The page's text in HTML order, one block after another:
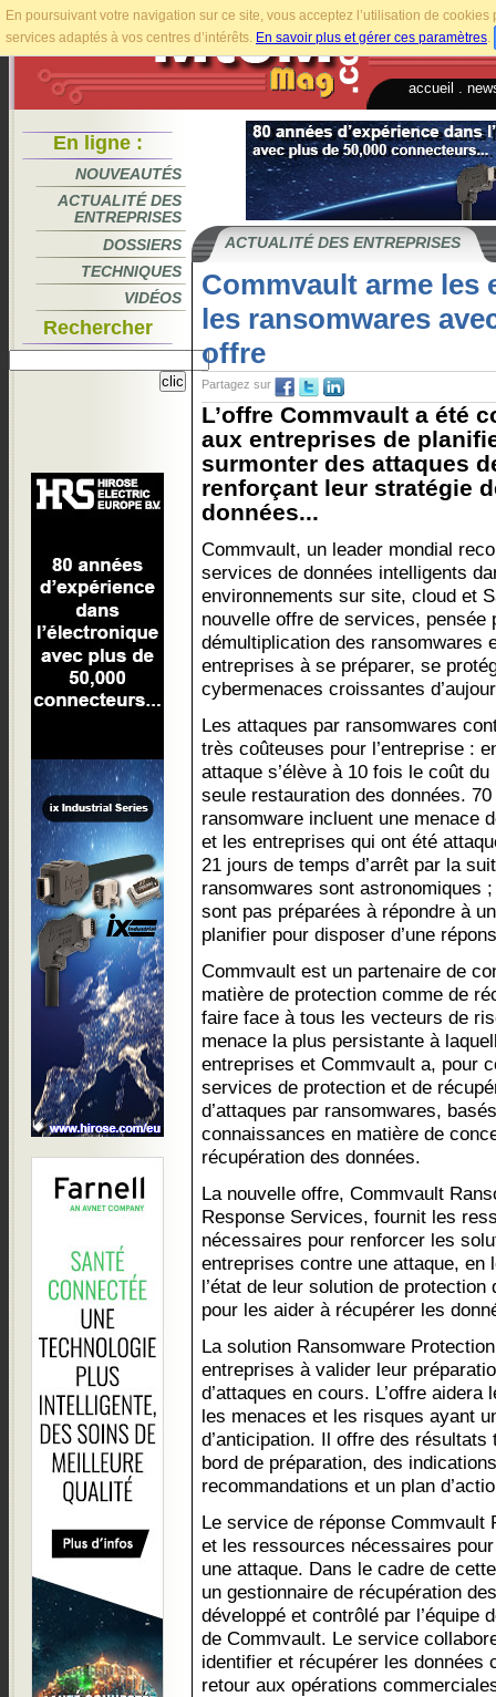
En poursuivant votre navigation sur ce site, vous acceptez l’utilisation de
services adaptés à vos centres d’intérêts. En savoir plus et gérer ces paramètres.
accueil
En ligne :
NOUVEAUTÉS
ACTUALITÉ DES
ENTREPRISES
DOSSIERS
TECHNIQUES
VIDÉOS
Rechercher
ACTUALITÉ DES ENTREPRISES
Commvault arme les
les ransomwares
offre
Partagez sur
L’offre Commvault a été
aux entreprises de
surmonter des attaques
renforçant leur stratégie
données...
Commvault, un leader mondial
services de données intelligents
environnements sur site, cloud et
nouvelle offre de services, pensée
démultiplication des ransomwares
entreprises à se préparer, se
cybermenaces croissantes
Les attaques par ransomwares
très coûteuses pour l’entreprise :
attaque s’élève à 10 fois le coût
seule restauration des données.
ransomware incluent une menace
et les entreprises qui ont été
21 jours de temps d’arrêt par la
ransomwares sont astronomiques
sont pas préparées à répondre à
planifier pour disposer d’une
Commvault est un partenaire de
matière de protection comme de
faire face à tous les vecteurs de
menace la plus persistante à
entreprises et Commvault a, pour
services de protection et de
d’attaques par ransomwares,
connaissances en matière de
récupération des données.
La nouvelle offre, Commvault
Response Services, fournit les
nécessaires pour renforcer les
entreprises contre une attaque, en
l’état de leur solution de
pour les aider à récupérer les
La solution Ransomware
entreprises à valider leur
d’attaques en cours. L’offre
les menaces et les risques ayant
d’anticipation. Il offre des
bord de préparation, des
recommandations et un plan
Le service de réponse Commvault
et les ressources nécessaires
une attaque. Dans le cadre de
un gestionnaire de récupération
développé et contrôlé par l’équipe
de Commvault. Le service
identifier et récupérer les données
retour aux opérations